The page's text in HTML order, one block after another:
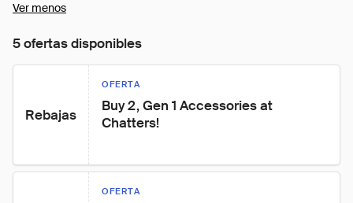
Ver menos
5 ofertas disponibles
Rebajas
OFERTA
Buy 2, Gen 1 Accessories at
Chatters!
OFERTA